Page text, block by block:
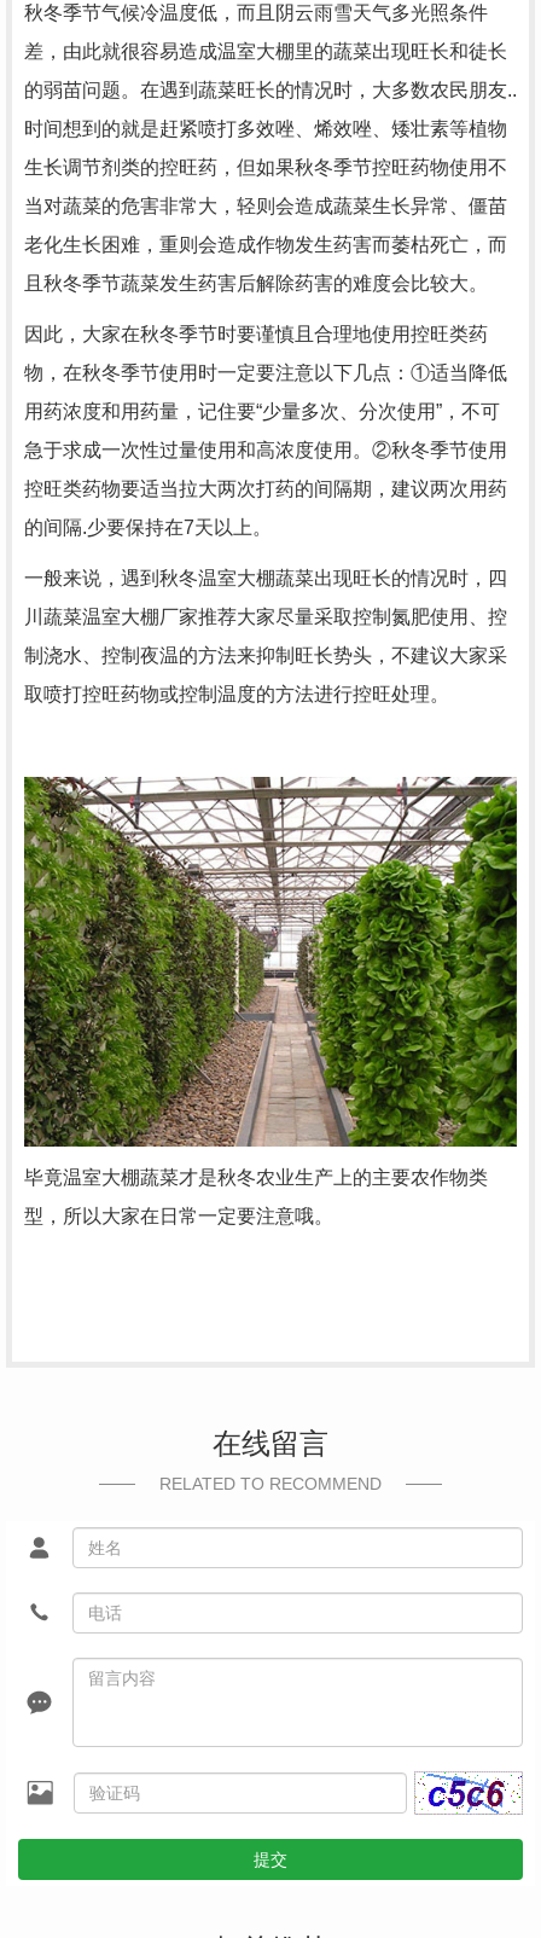
秋冬季节气候冷温度低，而且阴云雨雪天气多光照条件
差，由此就很容易造成温室大棚里的蔬菜出现旺长和徒长
的弱苗问题。在遇到蔬菜旺长的情况时，大多数农民朋友..
时间想到的就是赶紧喷打多效唑、烯效唑、矮壮素等植物
生长调节剂类的控旺药，但如果秋冬季节控旺药物使用不
当对蔬菜的危害非常大，轻则会造成蔬菜生长异常、僵苗
老化生长困难，重则会造成作物发生药害而萎枯死亡，而
且秋冬季节蔬菜发生药害后解除药害的难度会比较大。
因此，大家在秋冬季节时要谨慎且合理地使用控旺类药
物，在秋冬季节使用时一定要注意以下几点：①适当降低
用药浓度和用药量，记住要“少量多次、分次使用”，不可
急于求成一次性过量使用和高浓度使用。②秋冬季节使用
控旺类药物要适当拉大两次打药的间隔期，建议两次用药
的间隔.少要保持在7天以上。
一般来说，遇到秋冬温室大棚蔬菜出现旺长的情况时，四
川蔬菜温室大棚厂家推荐大家尽量采取控制氮肥使用、控
制浇水、控制夜温的方法来抑制旺长势头，不建议大家采
取喷打控旺药物或控制温度的方法进行控旺处理。
毕竟温室大棚蔬菜才是秋冬农业生产上的主要农作物类
型，所以大家在日常一定要注意哦。
在线留言
RELATED TO RECOMMEND
提交